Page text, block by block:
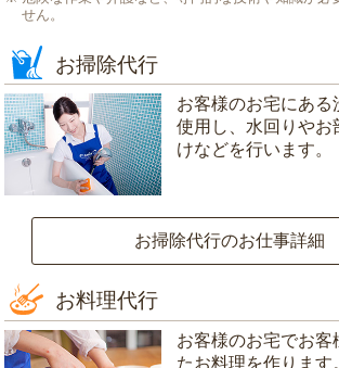
せん。
お掃除代行
お客様のお宅にある
使用し、水回りやお
けなどを行います。
お掃除代行のお仕事詳細
お料理代行
お客様のお宅でお客
たお料理を作ります